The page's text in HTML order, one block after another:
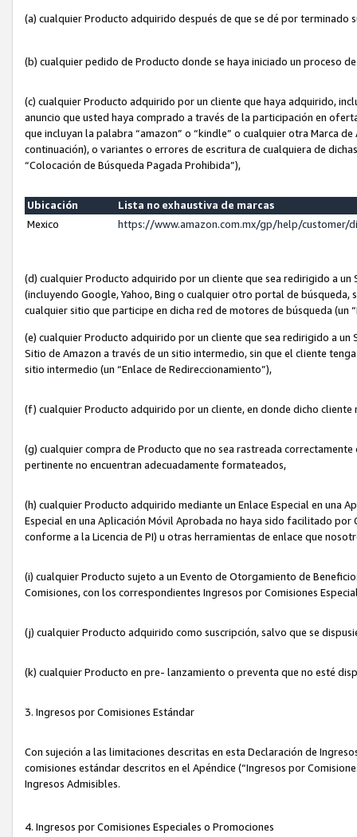
(a) cualquier Producto adquirido después de que se dé por terminado
(b) cualquier pedido de Producto donde se haya iniciado un proceso
(c) cualquier Producto adquirido por un cliente que haya adquirido,
anuncio que usted haya comprado a través de la participación en
que incluyan la palabra “amazon” o “kindle” o cualquier otra Marca
continuación), o variantes o errores de escritura de cualquiera de
“Colocación de Búsqueda Pagada Prohibida”),
Ubicación
Lista no exhaustiva de marcas
Mexico
https://www.amazon.com.mx/gp/help/customer/
(d) cualquier Producto adquirido por un cliente que sea redirigido a
(incluyendo Google, Yahoo, Bing o cualquier otro portal de
cualquier sitio que participe en dicha red de motores de búsqueda (un
(e) cualquier Producto adquirido por un cliente que sea redirigido a un
Sitio de Amazon a través de un sitio intermedio, sin que el cliente
sitio intermedio (un “Enlace de Redireccionamiento”),
(f) cualquier Producto adquirido por un cliente, en donde dicho
(g) cualquier compra de Producto que no sea rastreada
pertinente no encuentran adecuadamente formateados,
(h) cualquier Producto adquirido mediante un Enlace Especial en una
Especial en una Aplicación Móvil Aprobada no haya sido facilitado
conforme a la Licencia de PI) u otras herramientas de enlace que
(i) cualquier Producto sujeto a un Evento de Otorgamiento de
Comisiones, con los correspondientes Ingresos por Comisiones
(j) cualquier Producto adquirido como suscripción, salvo que se
(k) cualquier Producto en pre- lanzamiento o preventa que no esté
3. Ingresos por Comisiones Estándar
Con sujeción a las limitaciones descritas en esta Declaración de
comisiones estándar descritos en el Apéndice (“Ingresos por
Ingresos Admisibles.
4. Ingresos por Comisiones Especiales o Promociones